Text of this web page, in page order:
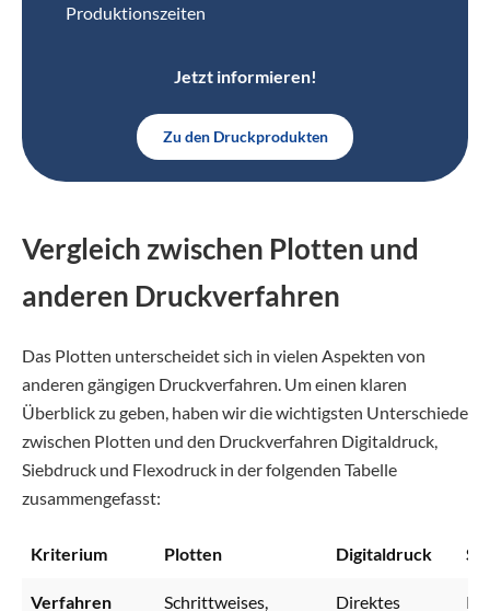
Produktionszeiten
Jetzt informieren!
Zu den Druckprodukten
Vergleich zwischen Plotten und
anderen Druckverfahren
Das Plotten unterscheidet sich in vielen Aspekten von
anderen gängigen Druckverfahren. Um einen klaren
Überblick zu geben, haben wir die wichtigsten Unterschiede
zwischen Plotten und den Druckverfahren Digitaldruck,
Siebdruck und Flexodruck in der folgenden Tabelle
zusammengefasst:
Kriterium Plotten Digitaldruck
Verfahren
Schrittweises,
Direktes